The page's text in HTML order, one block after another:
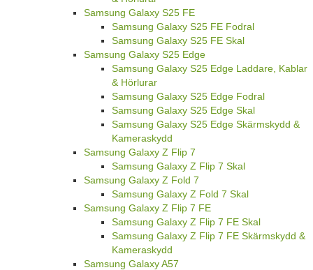
Samsung Galaxy S25 FE
Samsung Galaxy S25 FE Fodral
Samsung Galaxy S25 FE Skal
Samsung Galaxy S25 Edge
Samsung Galaxy S25 Edge Laddare, Kablar
& Hörlurar
Samsung Galaxy S25 Edge Fodral
Samsung Galaxy S25 Edge Skal
Samsung Galaxy S25 Edge Skärmskydd &
Kameraskydd
Samsung Galaxy Z Flip 7
Samsung Galaxy Z Flip 7 Skal
Samsung Galaxy Z Fold 7
Samsung Galaxy Z Fold 7 Skal
Samsung Galaxy Z Flip 7 FE
Samsung Galaxy Z Flip 7 FE Skal
Samsung Galaxy Z Flip 7 FE Skärmskydd &
Kameraskydd
Samsung Galaxy A57